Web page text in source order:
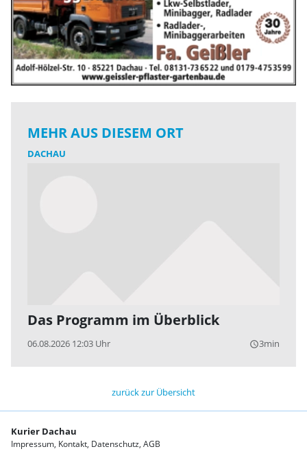
MEHR AUS DIESEM ORT
DACHAU
Das Programm im Überblick
06.08.2026 12:03 Uhr query_builder3min
zurück zur Übersicht
Kurier Dachau
Impressum Kontakt Datenschutz AGB